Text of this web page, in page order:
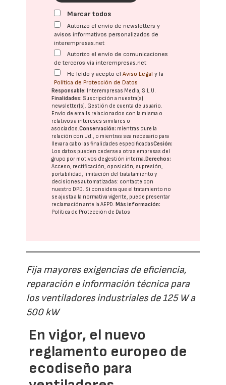
Marcar todos
Autorizo el envío de newsletters y
avisos informativos personalizados de
interempresas.net
Autorizo el envío de comunicaciones
de terceros vía interempresas.net
He leído y acepto elAviso Legal y la
Política de Protección de Datos
Responsable: Interempresas Media, S.L.U.
Finalidades: Suscripción a nuestra(s)
newsletter(s). Gestión de cuenta de usuario.
Envío de emails relacionados con la misma o
relativos a intereses similares o
asociados.Conservación: mientras dure la
relación con Ud., o mientras sea necesario para
llevar a cabo las finalidades especificadasCesión:
Los datos pueden cederse a otras empresas del
grupo por motivos de gestión interna. Derechos:
Acceso, rectificación, oposición, supresión,
portabilidad, limitación del tratatamiento y
decisiones automatizadas: contacte con
nuestro DPD. Si considera que el tratamiento no
se ajusta a la normativa vigente, puede presentar
reclamación ante laAEPD. Más información:
Política de Protección de Datos
Fija mayores exigencias de eficiencia,
reparación e información técnica para
los ventiladores industriales de 125 W a
500 kW
En vigor, el nuevo
reglamento europeo de
ecodiseño para